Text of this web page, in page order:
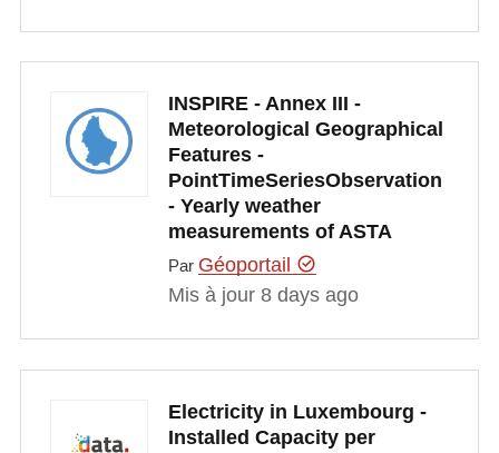
INSPIRE - Annex III -
Meteorological Geographical
Features -
PointTimeSeriesObservation
- Yearly weather
measurements of ASTA
Par Géoportail
Mis à jour 8 days ago
Electricity in Luxembourg -
Installed Capacity per